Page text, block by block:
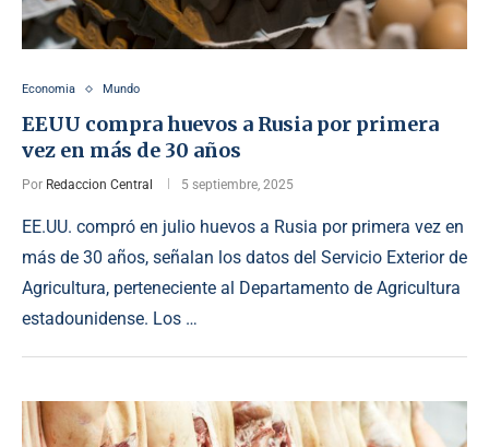
Economia Mundo
EEUU compra huevos a Rusia por primera
vez en más de 30 años
Por Redaccion Central 5 septiembre, 2025
EE.UU. compró en julio huevos a Rusia por primera vez en
más de 30 años, señalan los datos del Servicio Exterior de
Agricultura, perteneciente al Departamento de Agricultura
estadounidense. Los …